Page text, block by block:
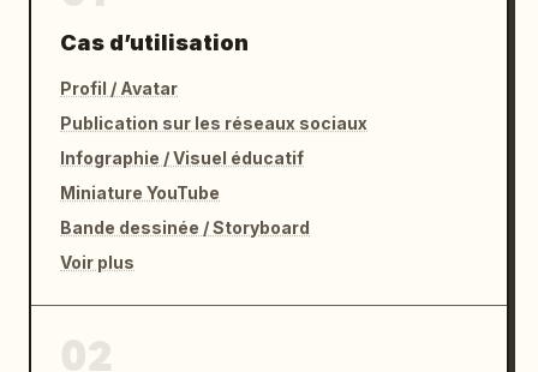
Cas d’utilisation
Profil / Avatar
Publication sur les réseaux sociaux
Infographie / Visuel éducatif
Miniature YouTube
Bande dessinée / Storyboard
Voir plus